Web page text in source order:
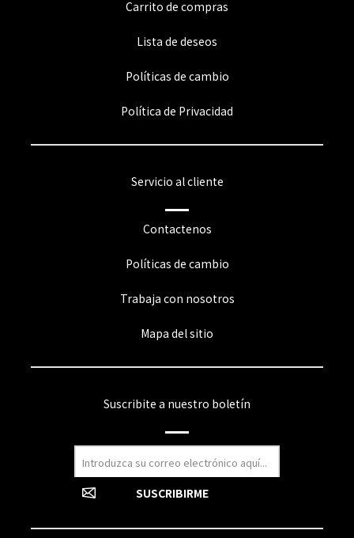
Carrito de compras
Lista de deseos
Políticas de cambio
Política de Privacidad
Servicio al cliente
Contactenos
Políticas de cambio
Trabaja con nosotros
Mapa del sitio
Suscribite a nuestro boletín